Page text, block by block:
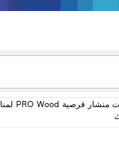
شفرات منشار قرصية PRO Wood لمناشير التلسين التي تعمل